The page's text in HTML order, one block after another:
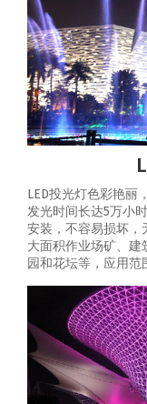
LED投光灯色彩艳丽
发光时间长达5万小
安装，不容易损坏，
大面积作业场矿、建
园和花坛等，应用范